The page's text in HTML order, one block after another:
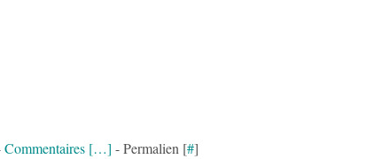
Commentaires […] - Permalien [#]